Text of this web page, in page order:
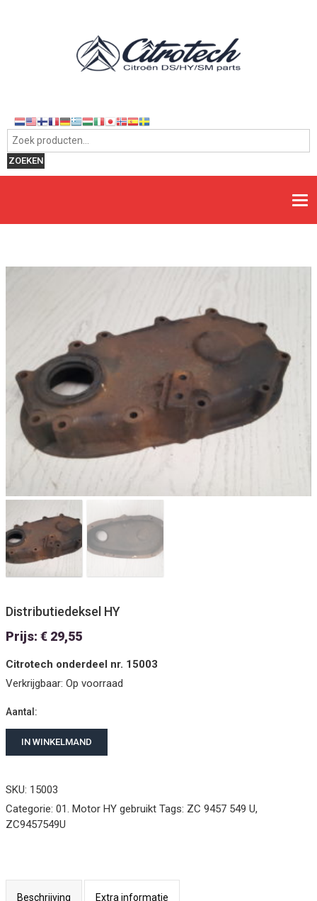
Zoeken naar:
ZOEKEN
Distributiedeksel HY
Prijs: € 29,55
Citrotech onderdeel nr. 15003
Verkrijgbaar: Op voorraad
Aantal:
IN WINKELMAND
SKU: 15003
Categorie: 01. Motor HY gebruikt Tags: ZC 9457 549 U,
ZC9457549U
Beschrijving Extra informatie